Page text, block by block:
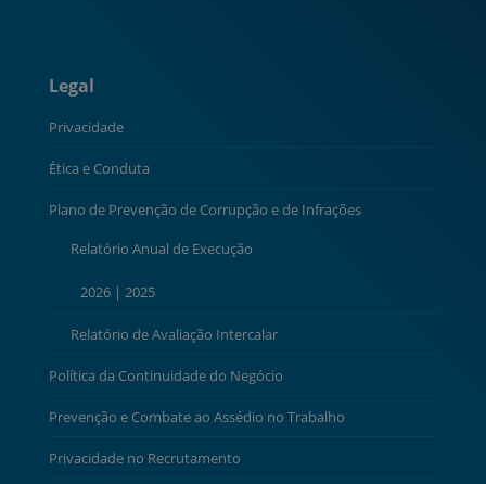
Legal
Privacidade
Ética e Conduta
Plano de Prevenção de Corrupção e de Infrações
Relatório Anual de Execução
2026| 2025
Relatório de Avaliação Intercalar
Política da Continuidade do Negócio
Prevenção e Combate ao Assédio no Trabalho
Privacidade no Recrutamento